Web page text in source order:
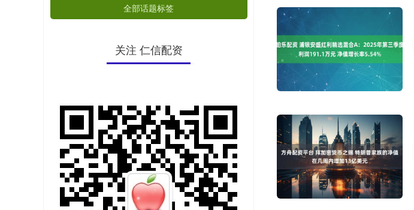
全部话题标签
关注 仁信配资